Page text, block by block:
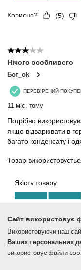
Сайт використовує
Використовуючи наш
Ваших персональних
використовує файли